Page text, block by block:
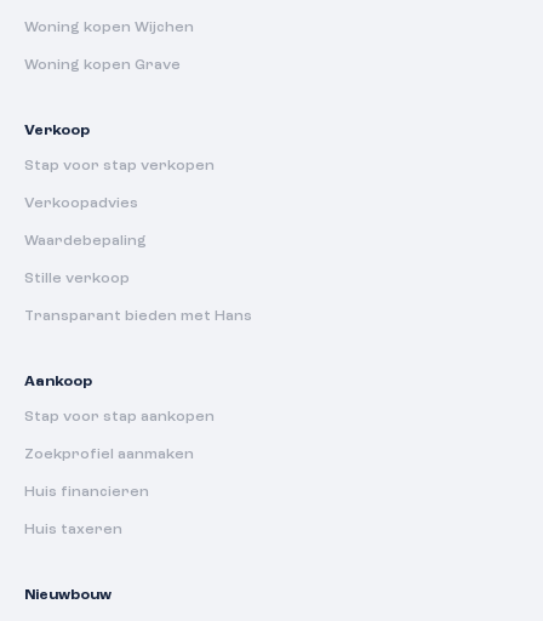
Woning kopen Wijchen
Woning kopen Grave
Verkoop
Stap voor stap verkopen
Verkoopadvies
Waardebepaling
Stille verkoop
Transparant bieden met Hans
Aankoop
Stap voor stap aankopen
Zoekprofiel aanmaken
Huis financieren
Huis taxeren
Nieuwbouw